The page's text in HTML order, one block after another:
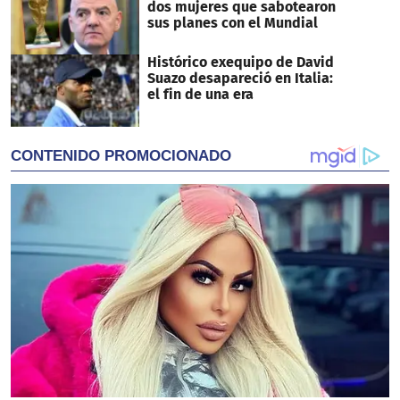
dos mujeres que sabotearon
sus planes con el Mundial
Histórico exequipo de David
Suazo desapareció en Italia:
el fin de una era